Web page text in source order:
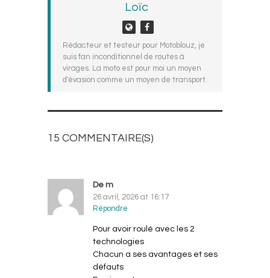
Loïc
Rédacteur et testeur pour Motoblouz, je
suis fan inconditionnel de routes à
virages. La moto est pour moi un moyen
d'évasion comme un moyen de transport.
15 COMMENTAIRE(S)
De m
26 avril, 2026 at 16:17
Répondre
Pour avoir roulé avec les 2
technologies
Chacun a ses avantages et ses
défauts